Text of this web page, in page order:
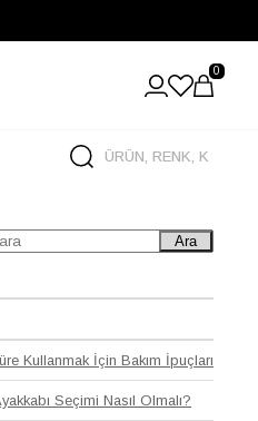
0
Ara
Kullanmak İçin Bakım İpuçları
Seçimi Nasıl Olmalı?